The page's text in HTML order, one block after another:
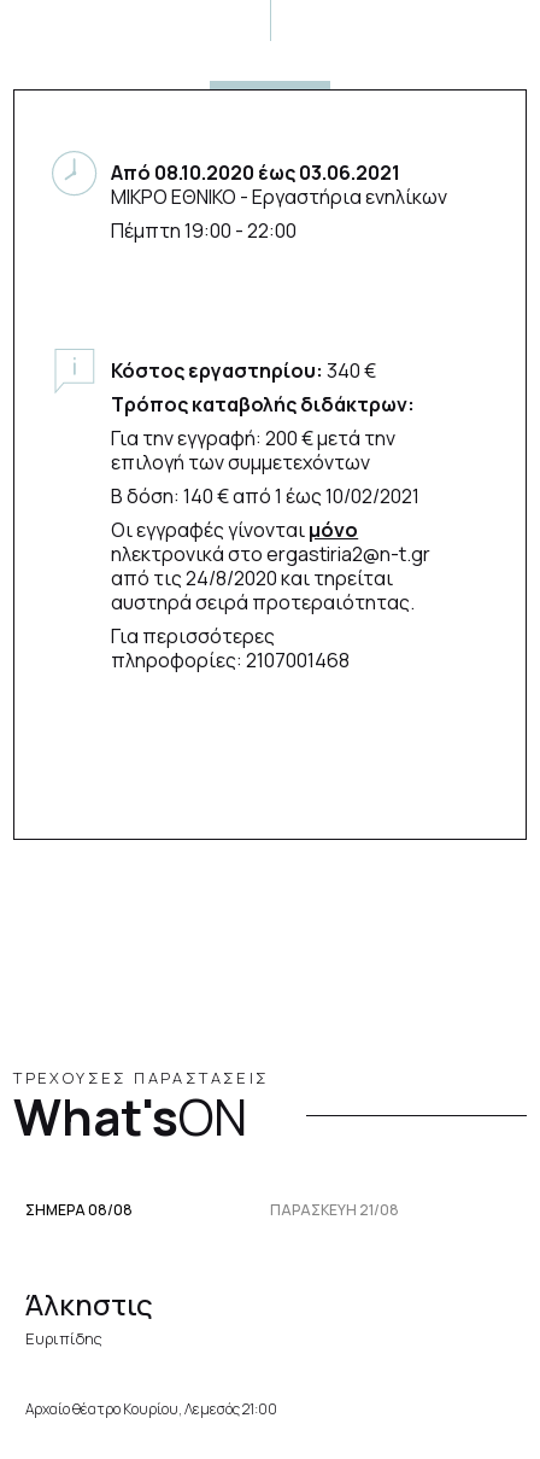
Από 08.10.2020 έως03.06.2021
ΜΙΚΡΟ ΕΘΝΙΚΟ - Εργαστήρια ενηλίκων
Πέμπτη 19:00 - 22:00
Κόστος εργαστηρίου: 340 €
Τρόπος καταβολής διδάκτρων:
Για την εγγραφή: 200 € μετά την
επιλογή των συμμετεχόντων
Β δόση: 140 € από 1 έως 10/02/2021
Οι εγγραφές γίνονταιμόνο
ηλεκτρονικά στο ergastiria2@n-t.gr
από τις 24/8/2020 και τηρείται
αυστηρά σειρά προτεραιότητας.
Για περισσότερες
πληροφορίες: 2107001468
ΤΡΕΧΟΥΣΕΣ ΠΑΡΑΣΤΑΣΕΙΣ
What'sON
ΣΗΜΕΡΑ 08/08 ΠΑΡΑΣΚΕΥΉ 21/08
Άλκηστις
Ευριπίδης
Αρχαίο θέατρο Κουρίου, Λεμεσός 21:00